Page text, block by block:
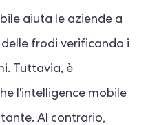
aiuta le aziende a
frodi verificando i
Tuttavia, è
l'intelligence mobile
Al contrario,